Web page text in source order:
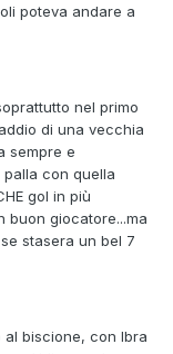
poteva andare a
nel primo
di una vecchia
sempre e
con quella
gol in più
buon giocatore...ma
stasera un bel 7
al biscione, con Ibra